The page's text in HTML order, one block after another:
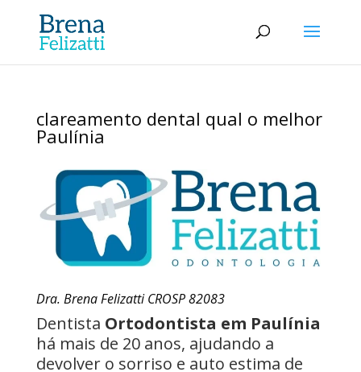
clareamento dental qual o melhor
Paulínia
Dra. Brena Felizatti CROSP 82083
Dentista Ortodontista em Paulínia
há mais de 20 anos, ajudando a
devolver o sorriso e auto estima de